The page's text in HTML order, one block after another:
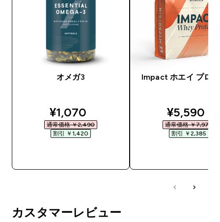
オメガ3
discounted price
¥1,070‎
通常価格 ￥2,490‎
割引 ￥1,420‎
Impact ホエイ プロ
¥5,590‎
通常価格 ￥7,975‎
割引 ￥2,385‎
カスタマーレビュー